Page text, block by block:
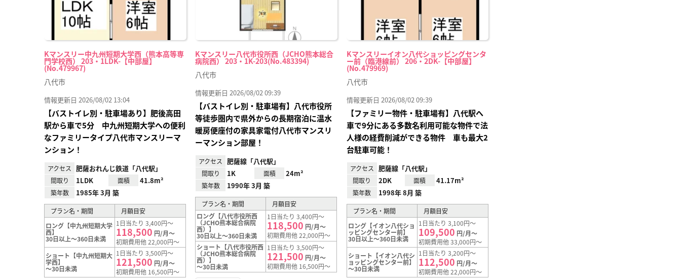
Kマンスリー中九州短期大学西（熊本高等専
門学校西） 203・1LDK-【中部屋】
(No.479967)
八代市
情報更新日 2026/08/02 13:04
【バストイレ別・駐車場あり】肥後高田
駅から車で5分 中九州短期大学への便利
なファミリータイプ八代市マンスリーマ
ンション！
アクセス 肥薩おれんじ鉄道「八代駅」
間取り 1LDK 面積 41.8m²
築年数 1985年 3月 築
プラン名・期間
月額目安
ロング【中九州短期大学
西】
30日以上～360日未満
1日当たり 3,400円～
118,500 円/月～
初期費用他 22,000円～
ショート【中九州短期大
学西】
～30日未満
1日当たり 3,500円～
121,500 円/月～
初期費用他 16,500円～
Kマンスリー八代市役所西（JCHO熊本総合
病院西） 203・1K-203(No.483394)
八代市
情報更新日 2026/08/02 09:39
【バストイレ別・駐車場有】八代市役所
等徒歩圏内で県外からの長期宿泊に温水
暖房便座付の家具家電付八代市マンスリ
ーマンション部屋！
アクセス 肥薩線「八代駅」
間取り 1K 面積 24m²
築年数 1990年 3月 築
プラン名・期間
月額目安
ロング【八代市役所西
（JCHO熊本総合病院
西）】
30日以上～360日未満
1日当たり 3,400円～
118,500 円/月～
初期費用他 22,000円～
ショート【八代市役所西
（JCHO熊本総合病院
西）】
～30日未満
1日当たり 3,500円～
121,500 円/月～
初期費用他 16,500円～
Kマンスリーイオン八代ショッピングセンタ
ー前（臨港線前） 206・2DK-【中部屋】
(No.479969)
八代市
情報更新日 2026/08/02 09:39
【ファミリー物件・駐車場有】八代駅へ
車で9分にある多数名利用可能な物件で法
人様の経費削減ができる物件 車も最大2
台駐車可能！
アクセス 肥薩線「八代駅」
間取り 2DK 面積 41.17m²
築年数 1998年 8月 築
プラン名・期間
月額目安
ロング【イオン八代ショ
ッピングセンター前】
30日以上～360日未満
1日当たり 3,100円～
109,500 円/月～
初期費用他 33,000円～
ショート【イオン八代シ
ョッピングセンター前】
～30日未満
1日当たり 3,200円～
112,500 円/月～
初期費用他 22,000円～